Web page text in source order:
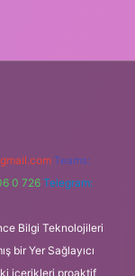
Teams:
0 726 Telegram:
Bilgi Teknolojileri
bir Yer Sağlayıcı
içerikleri proaktif